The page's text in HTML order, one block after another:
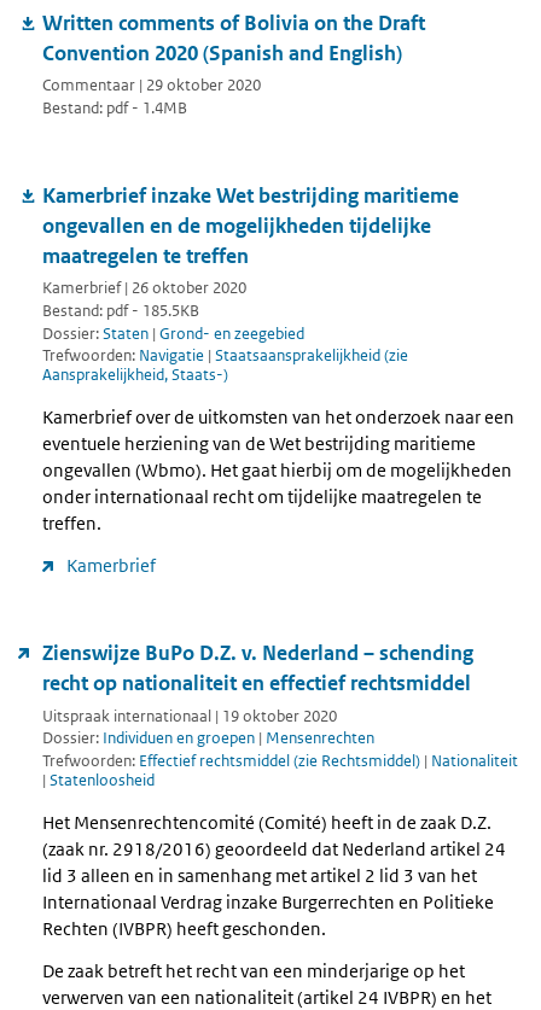
Written comments of Bolivia on the Draft
Convention 2020 (Spanish and English)
Commentaar | 29 oktober 2020
Bestand: pdf - 1.4MB
Kamerbrief inzake Wet bestrijding maritieme
ongevallen en de mogelijkheden tijdelijke
maatregelen te treffen
Kamerbrief | 26 oktober 2020
Bestand: pdf - 185.5KB
Dossier:Staten | Grond- en zeegebied
Trefwoorden: Navigatie | Staatsaansprakelijkheid (zie
Aansprakelijkheid, Staats-)
Kamerbrief over de uitkomsten van het onderzoek naar een
eventuele herziening van de Wet bestrijding maritieme
ongevallen (Wbmo). Het gaat hierbij om de mogelijkheden
onder internationaal recht om tijdelijke maatregelen te
treffen.
Kamerbrief
Zienswijze BuPo D.Z. v. Nederland – schending
recht op nationaliteit en effectief rechtsmiddel
Uitspraak internationaal | 19 oktober 2020
Dossier: Individuen en groepen | Mensenrechten
Trefwoorden: Effectief rechtsmiddel (zie Rechtsmiddel) | Nationaliteit
| Statenloosheid
Het Mensenrechtencomité (Comité) heeft in de zaak D.Z.
(zaak nr. 2918/2016) geoordeeld dat Nederland artikel 24
lid 3 alleen en in samenhang met artikel 2 lid 3 van het
Internationaal Verdrag inzake Burgerrechten en Politieke
Rechten (IVBPR) heeft geschonden.
De zaak betreft het recht van een minderjarige op het
verwerven van een nationaliteit (artikel 24 IVBPR) en het